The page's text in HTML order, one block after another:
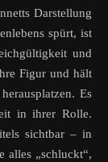
Darstellung
spürt, ist
und
Figur und hält
Es
in ihrer Rolle.
sichtbar – in
alles „schluckt“,